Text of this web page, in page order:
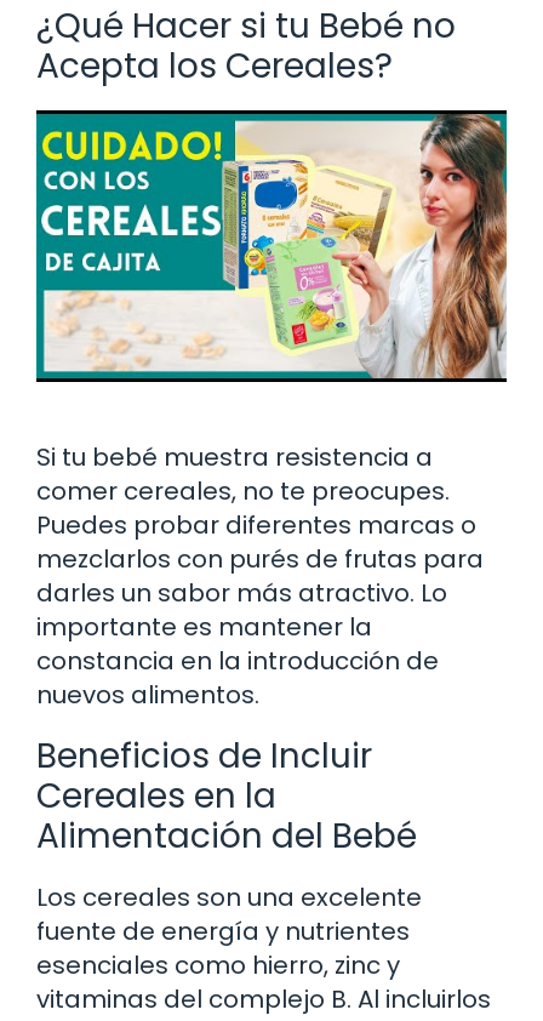
¿Qué Hacer si tu Bebé no
Acepta los Cereales?
Si tu bebé muestra resistencia a
comer cereales, no te preocupes.
Puedes probar diferentes marcas o
mezclarlos con purés de frutas para
darles un sabor más atractivo. Lo
importante es mantener la
constancia en la introducción de
nuevos alimentos.
Beneficios de Incluir
Cereales en la
Alimentación del Bebé
Los cereales son una excelente
fuente de energía y nutrientes
esenciales como hierro, zinc y
vitaminas del complejo B. Al incluirlos